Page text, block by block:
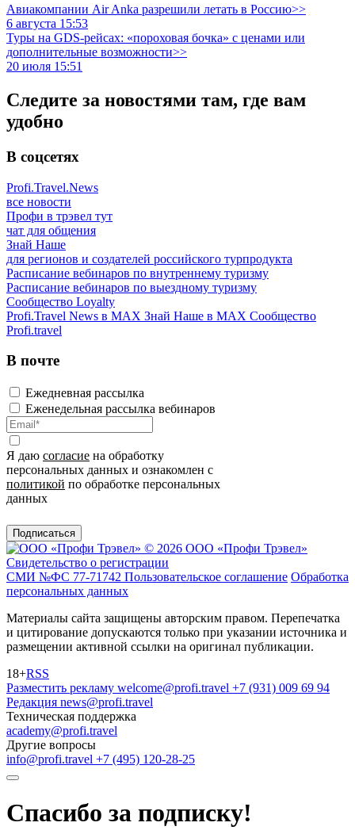
Авиакомпании Air Anka разрешили летать в Россию>>
6 августа 15:53
Туры на GDS-рейсах: «пороховая бочка» с ценами или
дополнительные возможности>>
20 июля 15:51
Следите за новостями там, где вам
удобно
В соцсетях
Profi.Travel.News
все новости
Профи в трэвел тут
чат для общения
Знай Наше
для регионов и создателей российского турпродукта
Расписание вебинаров по внутреннему туризму
Расписание вебинаров по выездному туризму
Сообщество Loyalty
Profi.Travel News в MAX Знай Наше в MAX Сообщество
Profi.travel
В почте
Ежедневная рассылка
Еженедельная рассылка вебинаров
Я даю согласие на обработку
персональных данных и ознакомлен с
политикой по обработке персональных
данных
Подписаться
© 2026 ООО «Профи Трэвeл»
Свидетельство о регистрации
СМИ №ФС 77-71742 Пользовательское соглашение Обработка
персональных данных
Материалы сайта защищены авторским правом. Перепечатка
и цитирование допускаются только при указании источника и
размещении активной ссылки на оригинал публикации.
18+RSS
Разместить рекламу welcome@profi.travel +7 (931) 009 69 94
Редакция news@profi.travel
Техническая поддержка
academy@profi.travel
Другие вопросы
info@profi.travel +7 (495) 120-28-25
Спасибо за подписку!